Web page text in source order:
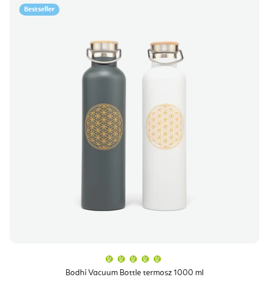
Bestseller
Bodhi Vacuum Bottle termosz 1000 ml
átlagos
értékelése